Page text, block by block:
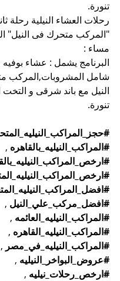
تنورة.
رحلات العشاء النيلية رحلة
مساء :
البرنامج يشمل : عشاء بوفيه
شامل المشروبات,المركب
النيل مع باند شرقى و
تنورة.
#المراكب_النيليه_بالقاهره ,
#افضل_مركب_علي_النيل ,
#المراكب_النيليه_العائمه ,
#المراكب_النيليه_القاهره ,
#المراكب_النيليه_في_مصر ,
#عروض_البواخر_النيليه ,
#ارخص_رحلات_نيليه ,